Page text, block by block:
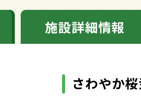
施設詳細情報
さわやか